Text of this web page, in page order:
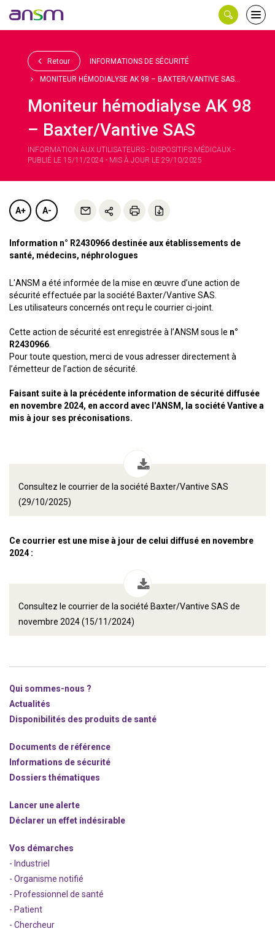
le
Retour INFORMATIONS DE SÉCURITÉ
MONITEUR HÉMODIALYSE AK 98 – BAXTER/VANTIVE SAS...
Moniteur hémodialyse AK 98
– Baxter/Vantive SAS
INFORMATION AUX UTILISATEURS - DISPOSITIFS MÉDICAUX -
PUBLIÉ LE 15/11/2024 - MIS À JOUR LE 29/10/2025
A+ A-
Information n° R2430966 destinée aux établissements de
santé, médecins, néphrologues
L'ANSM a été informée de la mise en œuvre d’une action de
sécurité effectuée par la société Baxter/Vantive SAS.
Les utilisateurs concernés ont reçu le courrier ci-joint.
Cette action de sécurité est enregistrée à l’ANSM sous le n°
R2430966
Pour toute question, merci de vous adresser directement à
l’émetteur de l’action de sécurité.
Faisant suite à la précédente information de sécurité diffusée
en novembre 2024, en accord avec l'ANSM, la société Vantive a
mis à jour ses préconisations.
Consultez le courrier de la société Baxter/Vantive SAS
(29/10/2025)
Ce courrier est une mise à jour de celui diffusé en novembre
2024 :
Consultez le courrier de la société Baxter/Vantive SAS de
novembre 2024 (15/11/2024)
Qui sommes-nous ?
Actualités
Disponibilités des produits de santé
Documents de référence
Informations de sécurité
Dossiers thématiques
Lancer une alerte
Déclarer un effet indésirable
Vos démarches
- Industriel
- Organisme notifié
- Professionnel de santé
- Patient
- Chercheur